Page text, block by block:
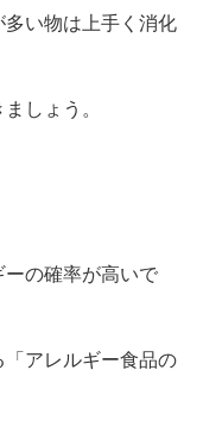
い物は上手く消化
しょう。
の確率が高いで
アレルギー食品の